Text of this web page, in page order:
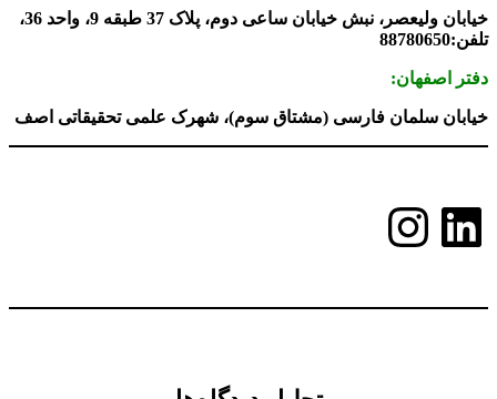
خیابان ولیعصر، نبش خیابان ساعی دوم، پلاک 37 طبقه 9، واحد 36،
تلفن:88780650
دفتر اصفهان:
خیابان سلمان فارسی (مشتاق سوم)، شهرک علمی تحقیقاتی اصف
لینکداین
اینستاگرم